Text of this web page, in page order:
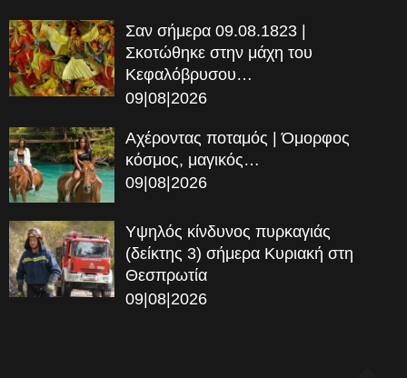
Σαν σήμερα 09.08.1823 |
Σκοτώθηκε στην μάχη του
Κεφαλόβρυσου…
09|08|2026
Αχέροντας ποταμός | Όμορφος
κόσμος, μαγικός…
09|08|2026
Υψηλός κίνδυνος πυρκαγιάς
(δείκτης 3) σήμερα Κυριακή στη
Θεσπρωτία
09|08|2026